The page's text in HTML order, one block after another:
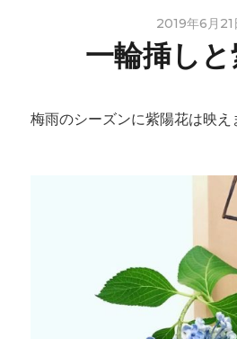
2019年6月21
一輪挿し
梅雨のシーズンに紫陽花は映え